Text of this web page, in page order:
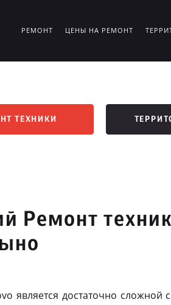
РЕМОНТ ЦЕНЫ НА РЕМОНТ
ТЕХНИКИ
Ремонт
является достаточно сложной